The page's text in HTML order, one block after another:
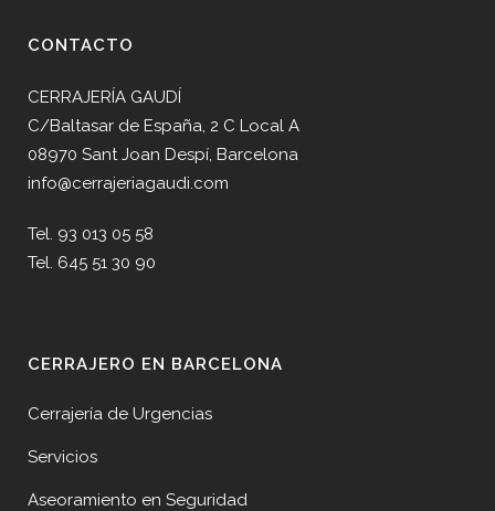
CONTACTO
CERRAJERÍA GAUDÍ
C/Baltasar de España, 2 C Local A
08970 Sant Joan Despí, Barcelona
info@cerrajeriagaudi.com
Tel. 93 013 05 58
Tel. 645 51 30 90
CERRAJERO EN BARCELONA
Cerrajería de Urgencias
Servicios
Aseoramiento en Seguridad